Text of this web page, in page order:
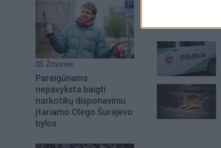
Žmonės
Pareigūnams
nepavyksta baigti
narkotikų disponavimu
įtariamo Olego Šurajevo
bylos